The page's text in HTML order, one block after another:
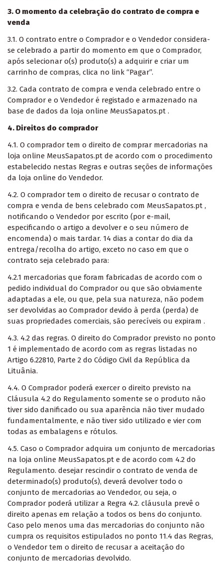
3. O momento da celebração do contrato de compra e
venda
3.1. O contrato entre o Comprador e o Vendedor considera-
se celebrado a partir do momento em que o Comprador,
após selecionar o(s) produto(s) a adquirir e criar um
carrinho de compras, clica no link “Pagar”.
3.2. Cada contrato de compra e venda celebrado entre o
Comprador e o Vendedor é registado e armazenado na
base de dados da loja online MeusSapatos.pt .
4. Direitos do comprador
4.1. O comprador tem o direito de comprar mercadorias na
loja online MeusSapatos.pt de acordo com o procedimento
estabelecido nestas Regras e outras seções de informações
da loja online do Vendedor.
4.2. O comprador tem o direito de recusar o contrato de
compra e venda de bens celebrado com MeusSapatos.pt ,
notificando o Vendedor por escrito (por e-mail,
especificando o artigo a devolver e o seu número de
encomenda) o mais tardar. 14 dias a contar do dia da
entrega/recolha do artigo, exceto no caso em que o
contrato seja celebrado para:
4.2.1 mercadorias que foram fabricadas de acordo com o
pedido individual do Comprador ou que são obviamente
adaptadas a ele, ou que, pela sua natureza, não podem
ser devolvidas ao Comprador devido à perda (perda) de
suas propriedades comerciais, são perecíveis ou expiram .
4.3. 4.2 das regras. O direito do Comprador previsto no ponto
1 é implementado de acordo com as regras listadas no
Artigo 6.22810, Parte 2 do Código Civil da República da
Lituânia.
4.4. O Comprador poderá exercer o direito previsto na
Cláusula 4.2 do Regulamento somente se o produto não
tiver sido danificado ou sua aparência não tiver mudado
fundamentalmente, e não tiver sido utilizado e vier com
todas as embalagens e rótulos.
4.5. Caso o Comprador adquira um conjunto de mercadorias
na loja online MeusSapatos.pt e de acordo com 4.2 do
Regulamento. desejar rescindir o contrato de venda de
determinado(s) produto(s), deverá devolver todo o
conjunto de mercadorias ao Vendedor, ou seja, o
Comprador poderá utilizar a Regra 4.2. cláusula prevê o
direito apenas em relação a todos os bens do conjunto.
Caso pelo menos uma das mercadorias do conjunto não
cumpra os requisitos estipulados no ponto 11.4 das Regras,
o Vendedor tem o direito de recusar a aceitação do
conjunto de mercadorias devolvido.